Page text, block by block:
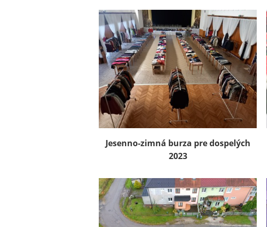
Jesenno-zimná burza pre dospelých
2023